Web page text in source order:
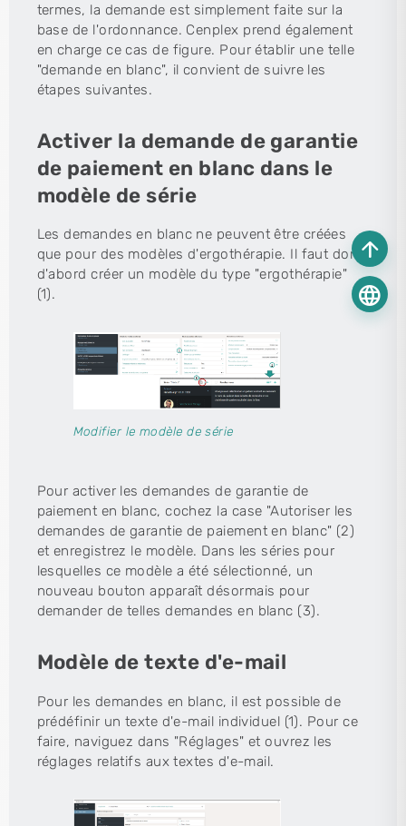
arrow_upward
language
termes, la demande est simplement faite sur la
base de l'ordonnance. Cenplex prend également
en charge ce cas de figure. Pour établir une telle
"demande en blanc", il convient de suivre les
étapes suivantes.
Activer la demande de garantie
de paiement en blanc dans le
modèle de série
Les demandes en blanc ne peuvent être créées
que pour des modèles d'ergothérapie. Il faut donc
d'abord créer un modèle du type "ergothérapie"
(1).
Modifier le modèle de série
Pour activer les demandes de garantie de
paiement en blanc, cochez la case "Autoriser les
demandes de garantie de paiement en blanc" (2)
et enregistrez le modèle. Dans les séries pour
lesquelles ce modèle a été sélectionné, un
nouveau bouton apparaît désormais pour
demander de telles demandes en blanc (3).
Modèle de texte d'e-mail
Pour les demandes en blanc, il est possible de
prédéfinir un texte d'e-mail individuel (1). Pour ce
faire, naviguez dans "Réglages" et ouvrez les
réglages relatifs aux textes d'e-mail.